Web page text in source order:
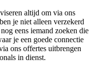
altijd om via ons
je niet alleen verzekerd
eens iemand zoeken die
je een goede connectie
ons offertes uitbrengen
in dienst.